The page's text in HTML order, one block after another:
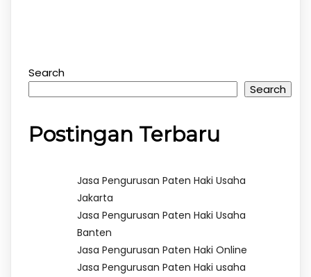
Search
Search
Postingan Terbaru
Jasa Pengurusan Paten Haki Usaha
Jakarta
Jasa Pengurusan Paten Haki Usaha
Banten
Jasa Pengurusan Paten Haki Online
Jasa Pengurusan Paten Haki usaha